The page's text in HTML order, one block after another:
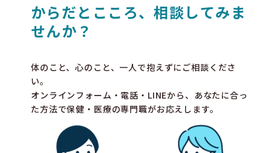
からだとこころ、相談してみま
せんか？
体のこと、心のこと、一人で抱えずにご相談くださ
い。
オンラインフォーム・電話・LINEから、あなたに合っ
た方法で保健・医療の専門職がお応えします。